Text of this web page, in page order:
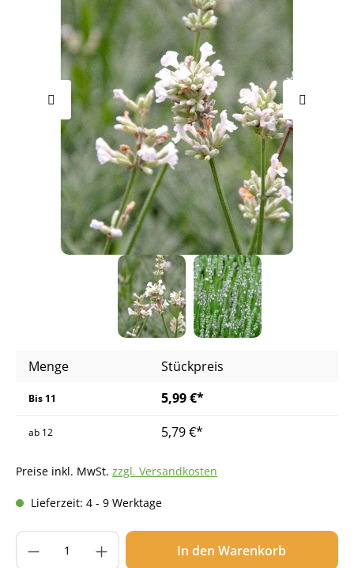
Menge Stückpreis
Bis 11 5,99 €*
ab 12 5,79 €*
Preise inkl. MwSt. zzgl. Versandkosten
Lieferzeit: 4 - 9 Werktage
Produkt Anzahl: Gib den gewünschten
In den Warenkorb